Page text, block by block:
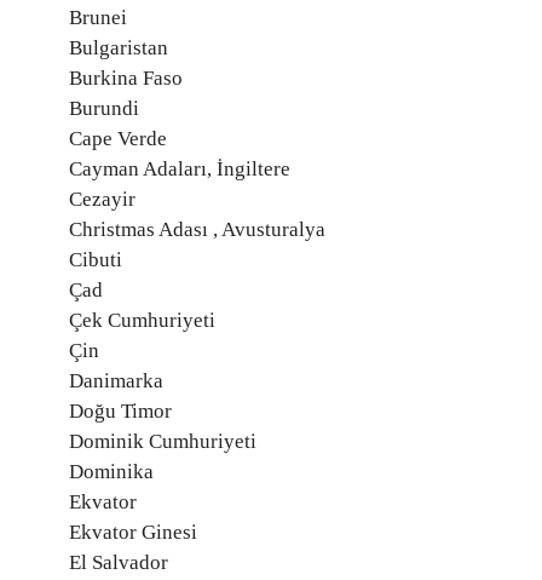
Brunei
Bulgaristan
Burkina Faso
Burundi
Cape Verde
Cayman Adaları, İngiltere
Cezayir
Christmas Adası , Avusturalya
Cibuti
Çad
Çek Cumhuriyeti
Çin
Danimarka
Doğu Timor
Dominik Cumhuriyeti
Dominika
Ekvator
Ekvator Ginesi
El Salvador